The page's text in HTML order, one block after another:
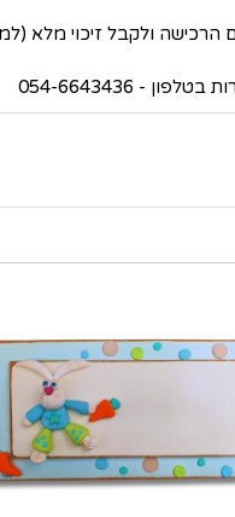
054-6643436